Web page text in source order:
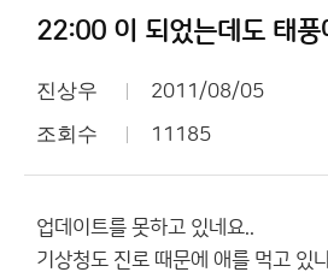
22:00 이 되었는데도 태풍
진상우 2011/08/05
조회수 11185
업데이트를 못하고 있네요..
기상청도 진로 때문에 애를 먹고 있